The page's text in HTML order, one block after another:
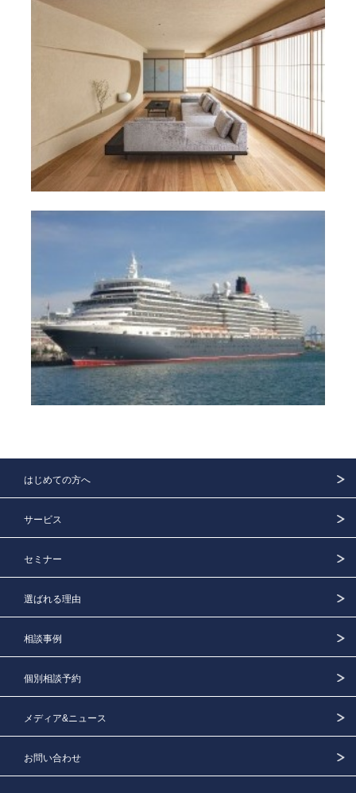
はじめての方へ
サービス
セミナー
選ばれる理由
相談事例
個別相談予約
メディア&ニュース
お問い合わせ